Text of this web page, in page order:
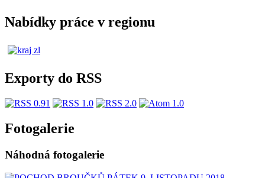
Nabídky práce v regionu
Exporty do RSS
Fotogalerie
Náhodná fotogalerie